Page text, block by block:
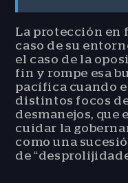
La protección en
caso de su
el caso de la
fin y rompe esa
pacífica cuando
distintos focos
desmanejos, que
cuidar la
como una
de